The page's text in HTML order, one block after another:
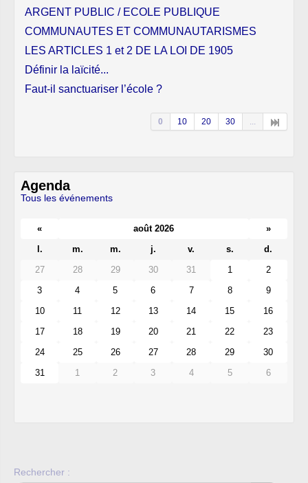
ARGENT PUBLIC / ECOLE PUBLIQUE
COMMUNAUTES ET COMMUNAUTARISMES
LES ARTICLES 1 et 2 DE LA LOI DE 1905
Définir la laïcité...
Faut-il sanctuariser l’école ?
0 10 20 30 ...
Agenda
Tous les événements
« août 2026
»
l.
m. m. j. v. s.
d.
27
28 29 30 31 1
2
3
4 5 6 7 8
9
10
11 12 13 14 15
16
17
18 19 20 21 22
23
24
25 26 27 28 29
30
31
1 2 3 4 5 6
Rechercher :